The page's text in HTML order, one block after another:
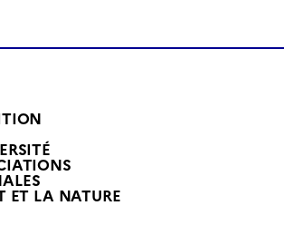
ET LA NATUREL